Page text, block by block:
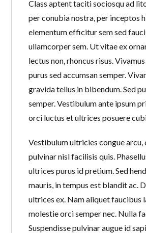
Class aptent taciti sociosqu ad
per conubia nostra, per inceptos
elementum efficitur sem sed
ullamcorper sem. Ut vitae ex
lectus non, rhoncus risus.
purus sed accumsan semper.
gravida tellus in bibendum. Sed
semper. Vestibulum ante ipsum
orci luctus et ultrices posuere
Vestibulum ultricies congue arcu,
pulvinar nisl facilisis quis.
ultrices purus id pretium. Sed
mauris, in tempus est blandit ac.
ultrices ex. Nam aliquet faucibus
molestie orci semper nec. Nulla
Suspendisse pulvinar augue id